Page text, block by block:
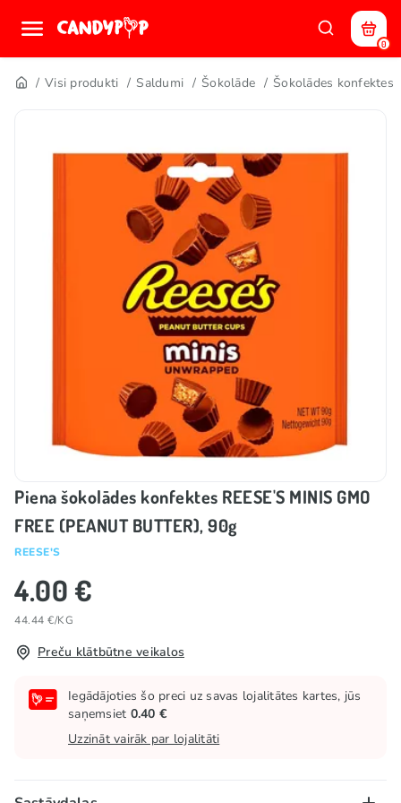
0
Visi produkti Saldumi Šokolāde Šokolādes konfektes
Piena šokolādes konfektes REESE'S MINIS GMO
FREE (PEANUT BUTTER), 90g
REESE'S
4.00 €
44.44 €/KG
Preču klātbūtne veikalos
Iegādājoties šo preci uz savas lojalitātes kartes, jūs
saņemsiet 0.40 €
Uzzināt vairāk par lojalitāti